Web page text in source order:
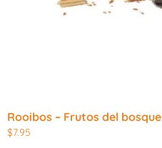
Rooibos – Frutos del bosque
$7.95